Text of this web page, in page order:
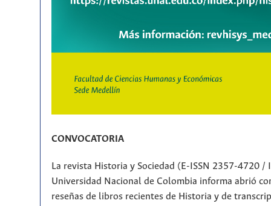
CONVOCATORIA
La revista Historia y Sociedad (E-ISSN 2357-4720 /
Universidad Nacional de Colombia informa abrió
reseñas de libros recientes de Historia y de